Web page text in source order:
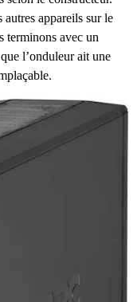
appareils sur le
terminons avec un
l’onduleur ait une